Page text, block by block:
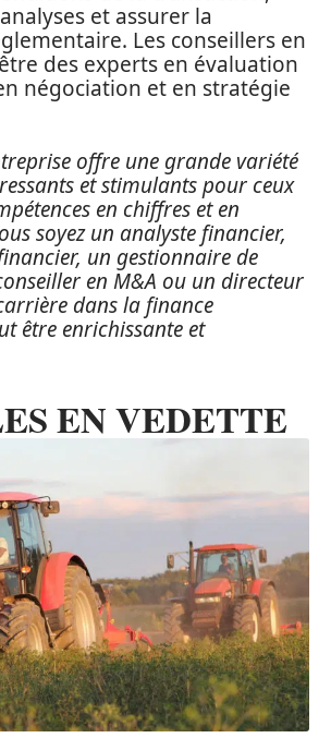
et assurer la
Les conseillers en
des experts en évaluation
négociation et en stratégie
offre une grande variété
et stimulants pour ceux
en chiffres et en
soyez un analyste financier,
un gestionnaire de
en M&A ou un directeur
dans la finance
être enrichissante et
EN VEDETTE